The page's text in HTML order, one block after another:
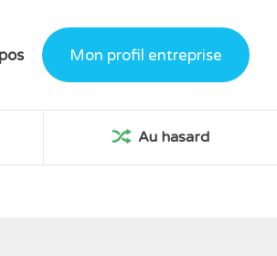
Mon profil entreprise
Au hasard